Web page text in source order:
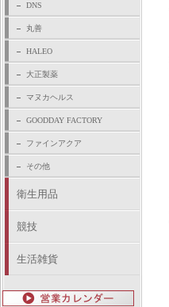
DNS
丸善
HALEO
大正製薬
マヌカヘルス
GOODDAY FACTORY
ファインアクア
その他
衛生用品
競技
生活雑貨